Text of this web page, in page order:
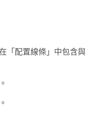
「配置線條」中包含與